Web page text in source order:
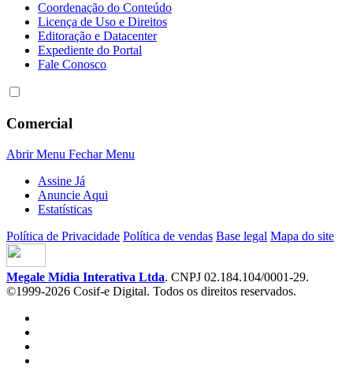
Coordenação do Conteúdo
Licença de Uso e Direitos
Editoração e Datacenter
Expediente do Portal
Fale Conosco
Comercial
Abrir Menu Fechar Menu
Assine Já
Anuncie Aqui
Estatísticas
Política de Privacidade Política de vendas Base legal Mapa do site
Megale Mídia Interativa Ltda. CNPJ 02.184.104/0001-29.
©1999-2026 Cosif-e Digital. Todos os direitos reservados.